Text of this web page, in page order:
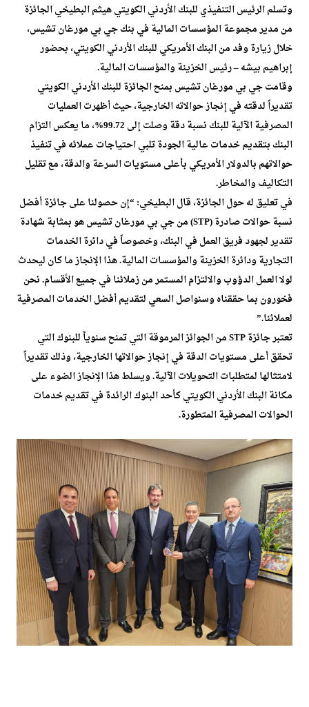
وتسلم الرئيس التنفيذي للبنك الأردني الكويتي هيثم البطيخي الجائزة
من مدير مجموعة المؤسسات المالية في بنك جي بي مورغان تشيس،
خلال زيارة وفد من البنك الأمريكي للبنك الأردني الكويتي، بحضور
إبراهيم بيشه – رئيس الخزينة والمؤسسات المالية.
وقامت جي بي مورغان تشيس بمنح الجائزة للبنك الأردني الكويتي
تقديراً لدقته في إنجاز حوالاته الخارجية، حيث أظهرت العمليات
المصرفية الآلية للبنك نسبة دقة وصلت إلى 99.72%، ما يعكس التزام
البنك بتقديم خدمات عالية الجودة تلبي احتياجات عملائه في تنفيذ
حوالاتهم بالدولار الأمريكي بأعلى مستويات السرعة والدقة، مع تقليل
التكاليف والمخاطر.
في تعليق له حول الجائزة، قال البطيخي: “إن حصولنا على جائزة أفضل
نسبة حوالات صادرة (STP) من جي بي مورغان تشيس هو بمثابة شهادة
تقدير لجهود فريق العمل في البنك، وخصوصاً في دائرة الخدمات
التجارية ودائرة الخزينة والمؤسسات المالية. هذا الإنجاز ما كان ليحدث
لولا العمل الدؤوب والالتزام المستمر من زملائنا في جميع الأقسام. نحن
فخورون بما حققناه وسنواصل السعي لتقديم أفضل الخدمات المصرفية
لعملائنا.”
تعتبر جائزة STP من الجوائز المرموقة التي تمنح سنوياً للبنوك التي
تحقق أعلى مستويات الدقة في إنجاز حوالاتها الخارجية، وذلك تقديراً
لامتثالها لمتطلبات التحويلات الآلية. ويسلط هذا الإنجاز الضوء على
مكانة البنك الأردني الكويتي كأحد البنوك الرائدة في تقديم خدمات
الحوالات المصرفية المتطورة.